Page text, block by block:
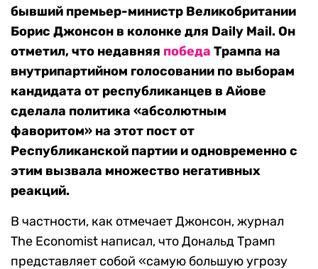
бывший премьер-министр Великобритании
Борис Джонсон в колонке для Daily Mail. Он
отметил, что недавняя победа Трампа на
внутрипартийном голосовании по выборам
кандидата от республиканцев в Айове
сделала политика «абсолютным
фаворитом» на этот пост от
Республиканской партии и одновременно с
этим вызвала множество негативных
реакций.
В частности, как отмечает Джонсон, журнал
The Economist написал, что Дональд Трамп
представляет собой «самую большую угрозу